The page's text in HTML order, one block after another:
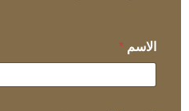
الاسم *